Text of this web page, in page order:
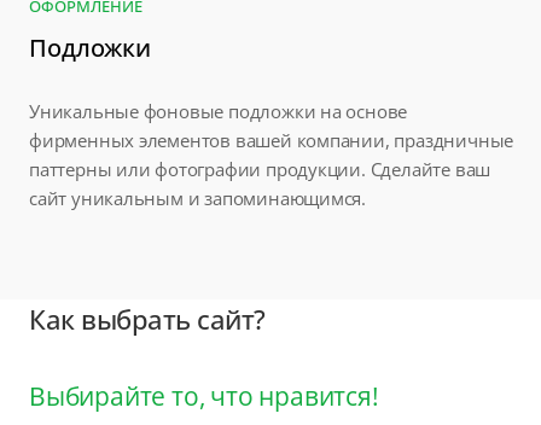
ОФОРМЛЕНИЕ
Подложки
Уникальные фоновые подложки на основе
фирменных элементов вашей компании, праздничные
паттерны или фотографии продукции. Сделайте ваш
сайт уникальным и запоминающимся.
Как выбрать сайт?
Выбирайте то, что нравится!